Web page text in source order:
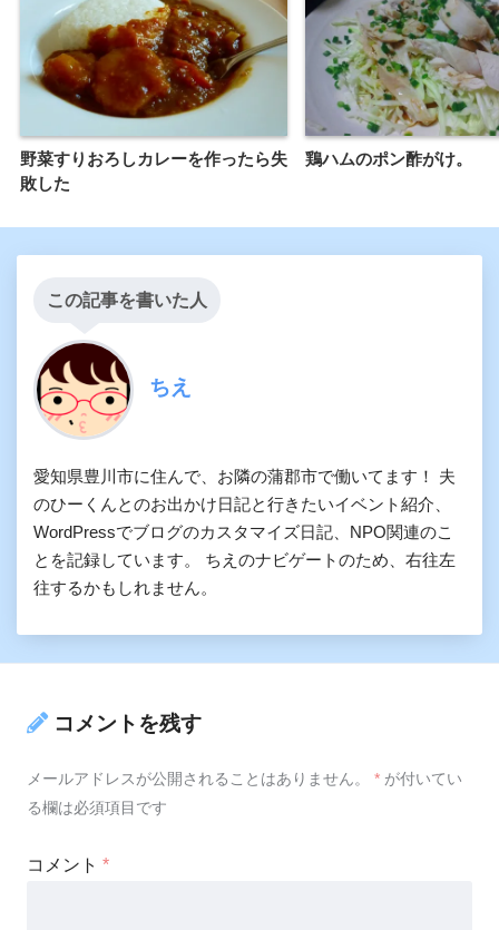
野菜すりおろしカレーを作ったら失
敗した
鶏ハムのポン酢がけ。
この記事を書いた人
ちえ
愛知県豊川市に住んで、お隣の蒲郡市で働いてます！ 夫
のひーくんとのお出かけ日記と行きたいイベント紹介、
WordPressでブログのカスタマイズ日記、NPO関連のこ
とを記録しています。 ちえのナビゲートのため、右往左
往するかもしれません。
コメントを残す
メールアドレスが公開されることはありません。 * が付いてい
る欄は必須項目です
コメント *